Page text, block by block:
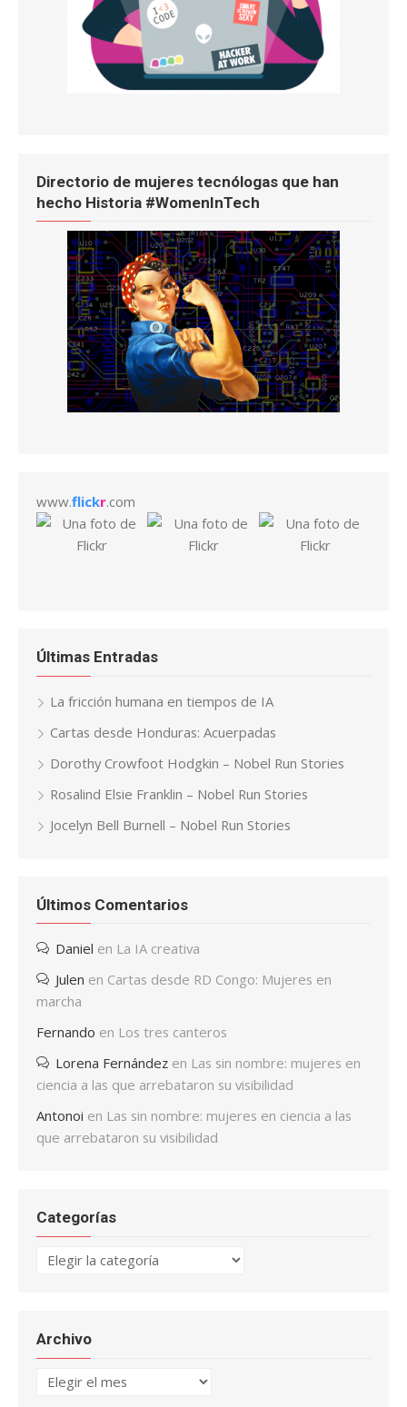
Directorio de mujeres tecnólogas que han
hecho Historia #WomenInTech
www.flickr.com
Últimas Entradas
La fricción humana en tiempos de IA
Cartas desde Honduras: Acuerpadas
Dorothy Crowfoot Hodgkin – Nobel Run Stories
Rosalind Elsie Franklin – Nobel Run Stories
Jocelyn Bell Burnell – Nobel Run Stories
Últimos Comentarios
Daniel en La IA creativa
Julen en Cartas desde RD Congo: Mujeres en
marcha
Fernando en Los tres canteros
Lorena Fernández en Las sin nombre: mujeres en
ciencia a las que arrebataron su visibilidad
Antonoi en Las sin nombre: mujeres en ciencia a las
que arrebataron su visibilidad
Categorías
Categorías
Archivo
Archivo